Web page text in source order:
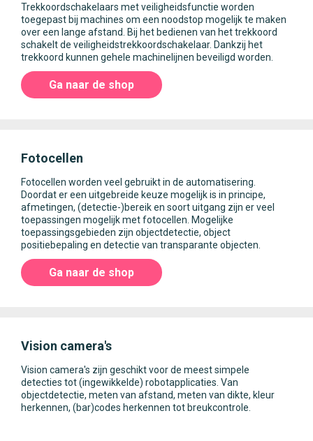
Trekkoordschakelaars met veiligheidsfunctie worden
toegepast bij machines om een noodstop mogelijk te maken
over een lange afstand. Bij het bedienen van het trekkoord
schakelt de veiligheidstrekkoordschakelaar. Dankzij het
trekkoord kunnen gehele machinelijnen beveiligd worden.
Ga naar de shop
Fotocellen
Fotocellen worden veel gebruikt in de automatisering.
Doordat er een uitgebreide keuze mogelijk is in principe,
afmetingen, (detectie-)bereik en soort uitgang zijn er veel
toepassingen mogelijk met fotocellen. Mogelijke
toepassingsgebieden zijn objectdetectie, object
positiebepaling en detectie van transparante objecten.
Ga naar de shop
Vision camera's
Vision camera's zijn geschikt voor de meest simpele
detecties tot (ingewikkelde) robotapplicaties. Van
objectdetectie, meten van afstand, meten van dikte, kleur
herkennen, (bar)codes herkennen tot breukcontrole.